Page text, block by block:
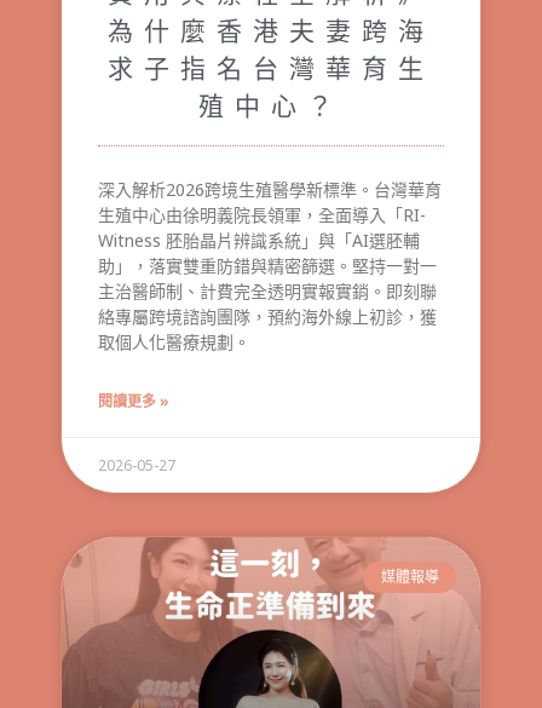
為什麼香港夫妻跨海
求子指名台灣華育生
殖中心？
深入解析2026跨境生殖醫學新標準。台灣華育
生殖中心由徐明義院長領軍，全面導入「RI-
Witness 胚胎晶片辨識系統」與「AI選胚輔
助」，落實雙重防錯與精密篩選。堅持一對一
主治醫師制、計費完全透明實報實銷。即刻聯
絡專屬跨境諮詢團隊，預約海外線上初診，獲
取個人化醫療規劃。
閱讀更多 »
2026-05-27
媒體報導